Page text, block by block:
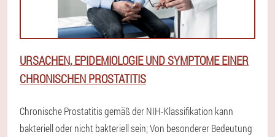
URSACHEN, EPIDEMIOLOGIE UND SYMPTOME EINER
CHRONISCHEN PROSTATITIS
Chronische Prostatitis gemäß der NIH-Klassifikation kann
bakteriell oder nicht bakteriell sein; Von besonderer Bedeutung